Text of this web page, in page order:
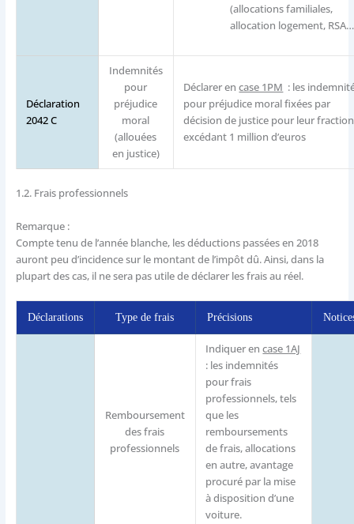
(allocations familiales,
allocation logement,
Déclaration
2042 C
Indemnités
pour
préjudice
moral
(allouées
en justice)
Déclarer encase 1PM : les
pour préjudice moral fixées par
décision de justice pour leur fraction
excédant 1 million d’euros
1.2.Frais professionnels
Remarque :
Compte tenu de l’année blanche, les déductions passées en 2018
auront peu d’incidence sur le montant de l’impôt dû. Ainsi, dans la
plupart des cas, il ne sera pas utile de déclarer les frais au réel.
Déclarations Type de frais Précisions
Remboursement
des frais
professionnels
Indiquer encase 1AJ
: les indemnités
pour frais
professionnels, tels
que les
remboursements
de frais, allocations
en autre, avantage
procuré par la mise
à disposition d’une
voiture.